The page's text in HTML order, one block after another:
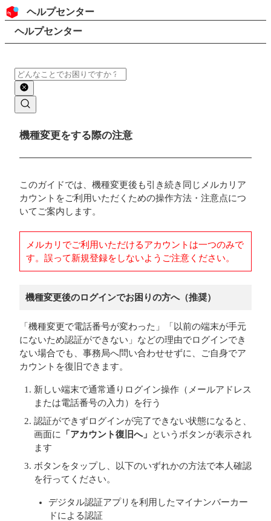
コンテンツにスキップ
ヘッダー
ヘルプセンター
検索
パンくずリスト
ヘルプセンター
検索
メインコンテンツ
機種変更をする際の注意
このガイドでは、機種変更後も引き続き同じメルカリア
カウントをご利用いただくための操作方法・注意点につ
いてご案内します。
メルカリでご利用いただけるアカウントは一つのみで
す。誤って新規登録をしないようご注意ください。
機種変更後のログインでお困りの方へ（推奨）
「機種変更で電話番号が変わった」「以前の端末が手元
にないため認証ができない」などの理由でログインでき
ない場合でも、事務局へ問い合わせせずに、ご自身でア
カウントを復旧できます。
新しい端末で通常通りログイン操作（メールアドレス
または電話番号の入力）を行う
認証ができずログインが完了できない状態になると、
画面に
「アカウント復旧へ」
というボタンが表示され
ます
ボタンをタップし、以下のいずれかの方法で本人確認
を行ってください。
デジタル認証アプリを利用したマイナンバーカー
ドによる認証